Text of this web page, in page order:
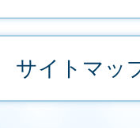
サイトマッ